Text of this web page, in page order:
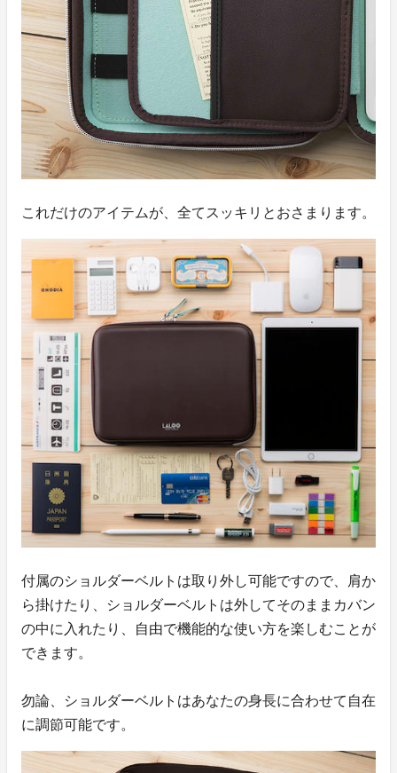
これだけのアイテムが、全てスッキリとおさまります。
付属のショルダーベルトは取り外し可能ですので、肩か
ら掛けたり、ショルダーベルトは外してそのままカバン
の中に入れたり、自由で機能的な使い方を楽しむことが
できます。
勿論、ショルダーベルトはあなたの身長に合わせて自在
に調節可能です。